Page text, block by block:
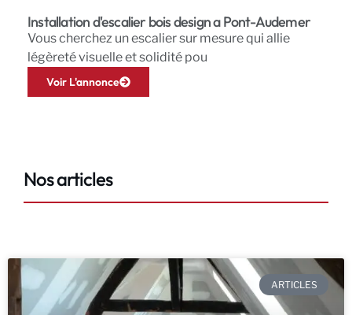
Installation d'escalier bois design a Pont-Audemer
Vous cherchez un escalier sur mesure qui allie
légèreté visuelle et solidité pou
Voir L'annonce
Nos articles
ARTICLES